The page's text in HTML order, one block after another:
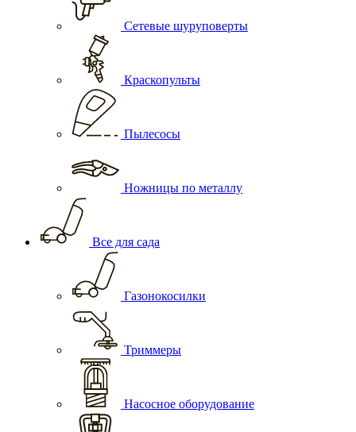
Сетевые шуруповерты
Краскопульты
Пылесосы
Ножницы по металлу
Все для сада
Газонокосилки
Триммеры
Насосное оборудование